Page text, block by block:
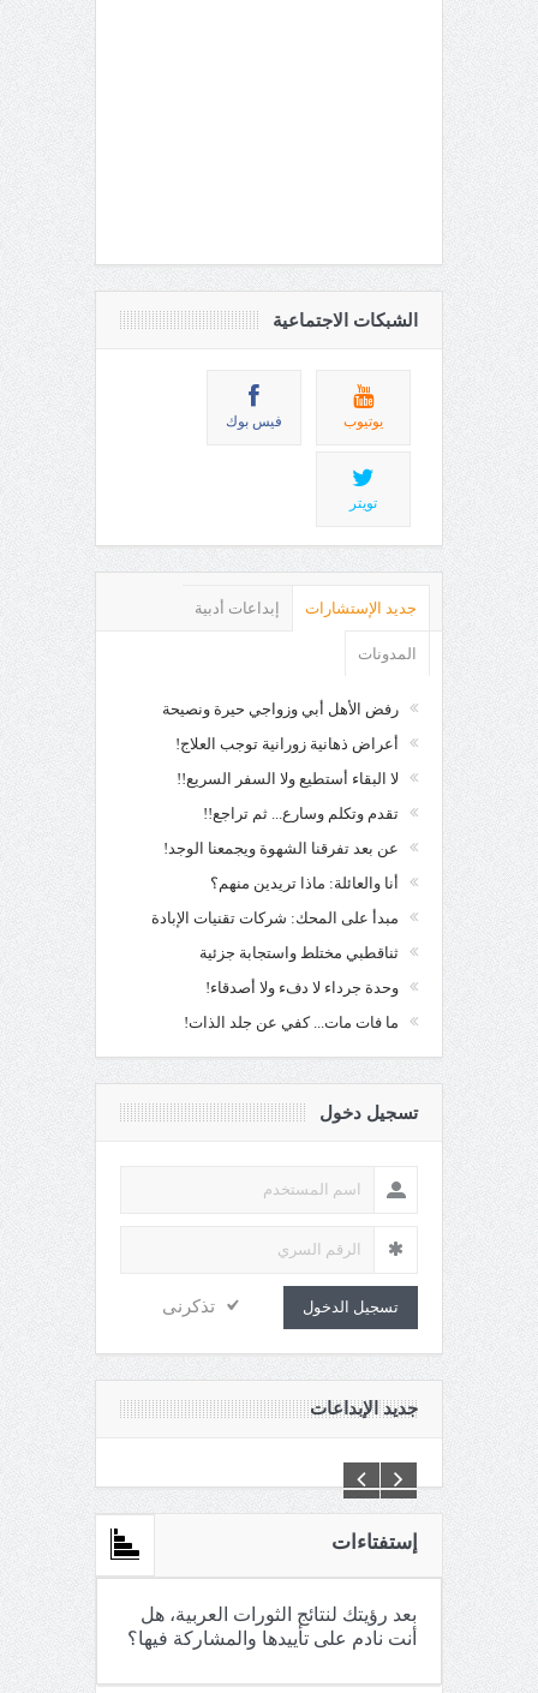
الشبكات الاجتماعية
يوتيوب فيس بوك
تويتر
جديد الإستشارات إبداعات أدبية
المدونات
رفض الأهل أبي وزواجي حيرة ونصيحة
أعراض ذهانية زورانية توجب العلاج!
لا البقاء أستطيع ولا السفر السريع!!
تقدم وتكلم وسارع... ثم تراجع!!
عن بعد تفرقنا الشهوة ويجمعنا الوجد!
أنا والعائلة: ماذا تريدين منهم؟
مبدأ على المحك: شركات تقنيات الإبادة
ثناقطبي مختلط واستجابة جزئية
وحدة جرداء لا دفء ولا أصدقاء!
ما فات مات... كفي عن جلد الذات!
تسجيل دخول
تسجيل الدخول تذكرنى
جديد الإبداعات
إستفتاءات
بعد رؤيتك لنتائج الثورات العربية، هل
أنت نادم على تأييدها والمشاركة فيها؟